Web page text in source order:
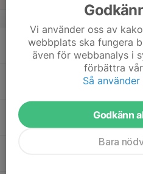
v.21
20
Ons
Vi använder oss av
webbplats ska fungera
även för webbanalys i
förbättra
Så
Godkänn
Bara